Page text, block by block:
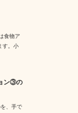
食物ア
す。小
ン③の
、手で